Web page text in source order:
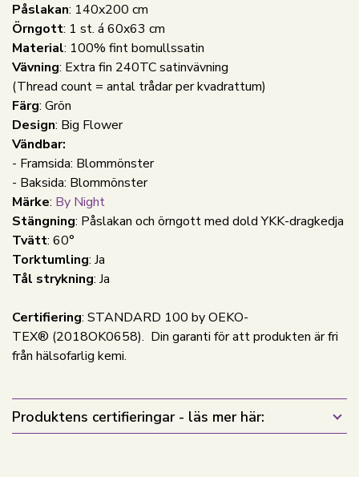
Påslakan: 140x200 cm
Örngott: 1 st. á 60x63 cm
Material: 100% fint bomullssatin
Vävning: Extra fin 240TC satinvävning
(Thread count = antal trådar per kvadrattum)
Färg: Grön
Design: Big Flower
Vändbar:
- Framsida: Blommönster
- Baksida: Blommönster
Märke: By Night
Stängning: Påslakan och örngott med dold YKK-dragkedja
Tvätt: 60°
Torktumling: Ja
Tål strykning: Ja
Certifiering: STANDARD 100 by OEKO-
TEX® (2018OK0658). Din garanti för att produkten är fri
från hälsofarlig kemi.
Produktens certifieringar - läs mer här: